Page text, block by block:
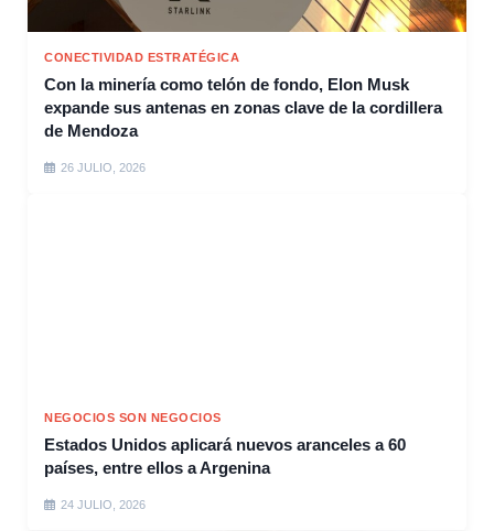
CONECTIVIDAD ESTRATÉGICA
Con la minería como telón de fondo, Elon Musk
expande sus antenas en zonas clave de la cordillera
de Mendoza
26 JULIO, 2026
NEGOCIOS SON NEGOCIOS
Estados Unidos aplicará nuevos aranceles a 60
países, entre ellos a Argenina
24 JULIO, 2026